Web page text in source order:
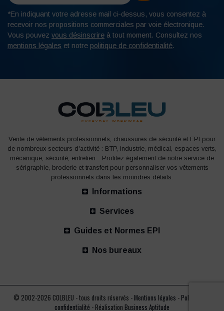
*En indiquant votre adresse mail ci-dessus, vous consentez à
recevoir nos propositions commerciales par voie électronique.
Vous pouvez vous désinscrire à tout moment. Consultez nos
mentions légales et notre politique de confidentialité.
Vente de vêtements professionnels, chaussures de sécurité et EPI pour
de nombreux secteurs d'activité : BTP, industrie, médical, espaces verts,
mécanique, sécurité, entretien... Profitez également de notre service de
sérigraphie, broderie et transfert pour personnaliser vos vêtements
professionnels dans les moindres détails.
Informations
Services
Guides et Normes EPI
Nos bureaux
© 2002-2026 COLBLEU - tous droits réservés - Mentions légales - Politique de
confidentialité - Réalisation Business Aptitude